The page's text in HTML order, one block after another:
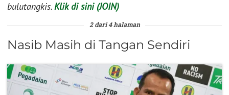
bulutangkis.Klik di sini (JOIN)
2 dari 4 halaman
Nasib Masih di Tangan Sendiri